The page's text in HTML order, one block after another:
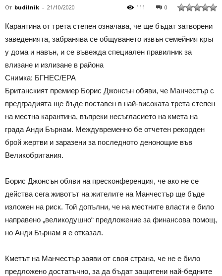
От budilnik - 21/10/2020 0
111
Карантина от трета степен означава, че ще бъдат затворени
заведенията, забранява се общуването извън семейния кръг
у дома и навън, и се въвежда специален правилник за
влизане и излизане в района
Снимка: БГНЕС/ЕРА
Британският премиер Борис Джонсън обяви, че Манчестър с
предградията ще бъде поставен в най-високата трета степен
на местна карантина, въпреки несъгласието на кмета на
града Анди Бърнам. Междувременно бе отчетен рекорден
брой жертви и заразени за последното денонощие във
Великобритания.
Борис Джонсън обяви на пресконференция, че ако не се
действа сега животът на жителите на Манчестър ще бъде
изложен на риск. Той допълни, че на местните власти е било
направено „великодушно“ предложение за финансова помощ,
но Анди Бърнам я е отказал.
Кметът на Манчестър заяви от своя страна, че не е било
предложено достатъчно, за да бъдат защитени най-бедните